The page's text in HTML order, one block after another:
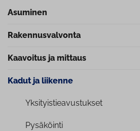
Asuminen
Ra­ken­nus­val­von­ta
Kaavoitus ja mittaus
Kadut ja liikenne
Yk­si­tyis­tie­a­vus­tuk­set
Pysäköinti